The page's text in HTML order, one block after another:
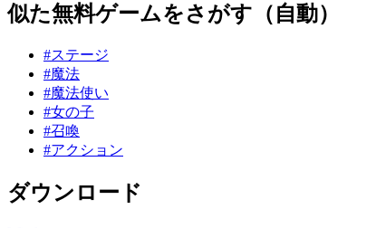
似た無料ゲームをさがす（自動）
#ステージ
#魔法
#魔法使い
#女の子
#召喚
#アクション
ダウンロード